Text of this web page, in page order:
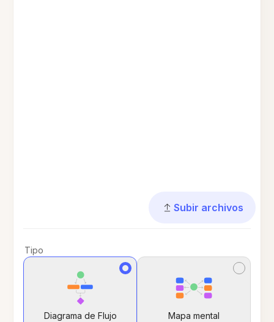
Subir archivos
Tipo
Diagrama de Flujo Mapa mental